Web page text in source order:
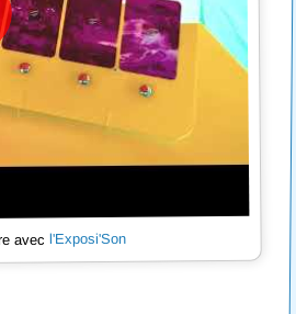
avec l'Exposi'Son